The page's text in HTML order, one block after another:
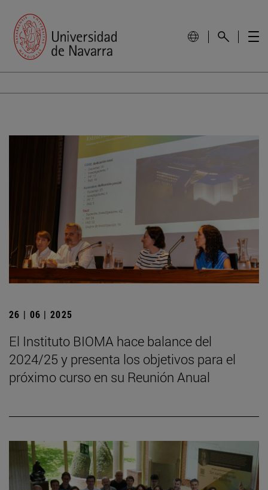
26 | 06 | 2025
El Instituto BIOMA hace balance del
2024/25 y presenta los objetivos para el
próximo curso en su Reunión Anual